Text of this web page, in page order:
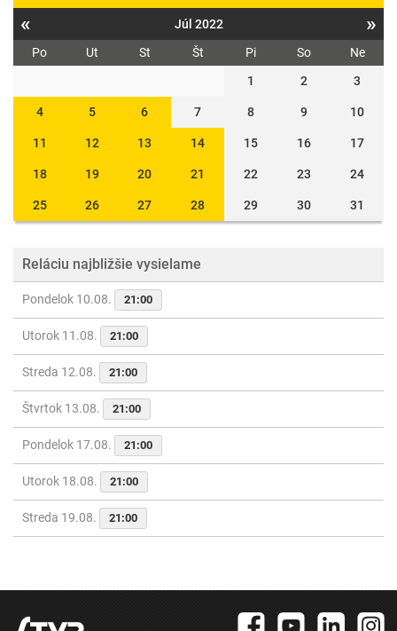
« Júl 2022 »
Po Ut St Št Pi So
Ne
1
2 3
4 5 6 7 8 9 10
11 12 13 14 15 16 17
18 19 20 21 22 23 24
25 26 27 28 29 30 31
Reláciu najbližšie vysielame
Pondelok 10.08. 21:00
Utorok 11.08. 21:00
Streda 12.08. 21:00
Štvrtok 13.08. 21:00
Pondelok 17.08. 21:00
Utorok 18.08. 21:00
Streda 19.08. 21:00